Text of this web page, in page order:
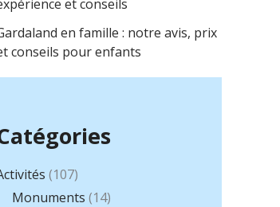
et conseils
en famille : notre avis, prix
conseils pour enfants
(107)
Monuments (14)